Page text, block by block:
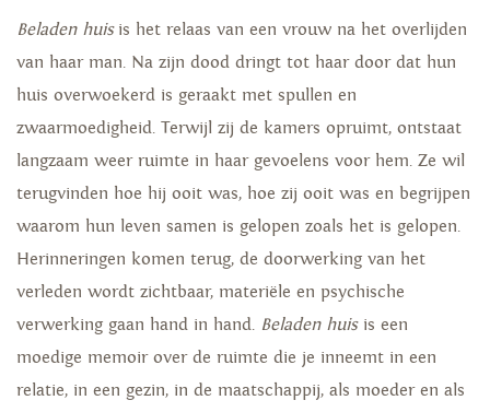
Beladen huisis het relaas van een vrouw na het overlijden
van haar man. Na zijn dood dringt tot haar door dat hun
huis overwoekerd is geraakt met spullen en
zwaarmoedigheid. Terwijl zij de kamers opruimt, ontstaat
langzaam weer ruimte in haar gevoelens voor hem. Ze wil
terugvinden hoe hij ooit was, hoe zij ooit was en begrijpen
waarom hun leven samen is gelopen zoals het is gelopen.
Herinneringen komen terug, de doorwerking van het
verleden wordt zichtbaar, materiële en psychische
verwerking gaan hand in hand. Beladen huisis een
moedige memoir over de ruimte die je inneemt in een
relatie, in een gezin, in de maatschappij, als moeder en als